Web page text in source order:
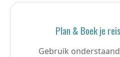
Plan & Boek je
Gebruik